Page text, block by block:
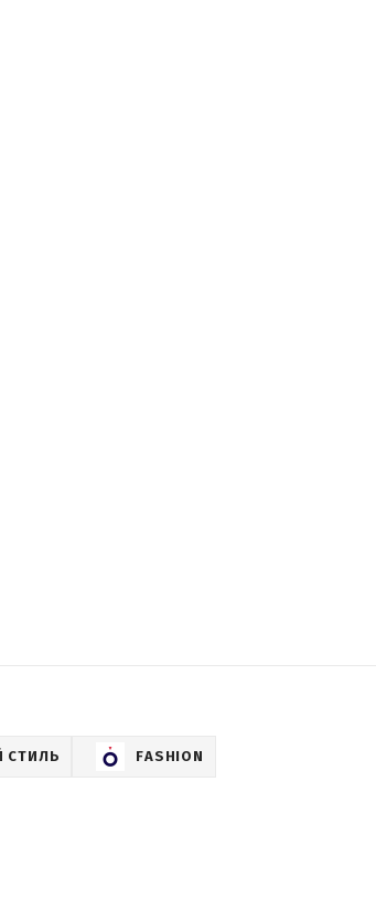
СТИЛЬ FASHION